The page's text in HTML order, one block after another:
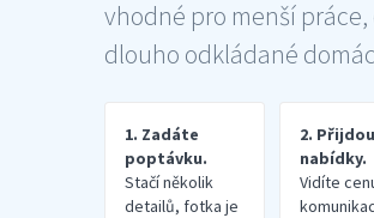
vhodné pro menší
dlouho odkládané
1. Zadáte
poptávku.
Stačí několik
detailů, fotka je
2. Přijdou
nabídky.
Vidíte